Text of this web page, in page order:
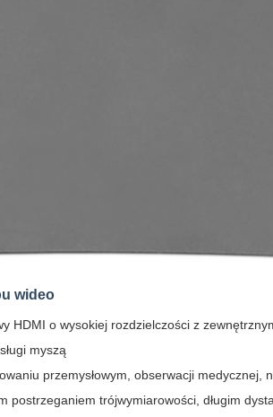
wideo
HDMI o wysokiej rozdzielczości z
myszą
przemysłowym, obserwacji
postrzeganiem trójwymiarowości, długim